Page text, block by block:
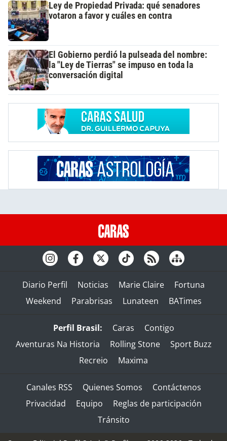
Ley de Propiedad Privada: qué senadores
votaron a favor y cuáles en contra
El Gobierno perdió la pulseada del nombre:
la "Ley de Tierras" se impuso en toda la
conversación digital
Diario Perfil Noticias Marie Claire
Fortuna
Weekend
Parabrisas Lunateen BATimes
Perfil Brasil: Caras
Contigo
Aventuras Na Historia
Rolling Stone
Sport Buzz
Recreio
Maxima
Canales RSS Quienes Somos
Contáctenos
Privacidad
Equipo
Reglas de participación
Tránsito